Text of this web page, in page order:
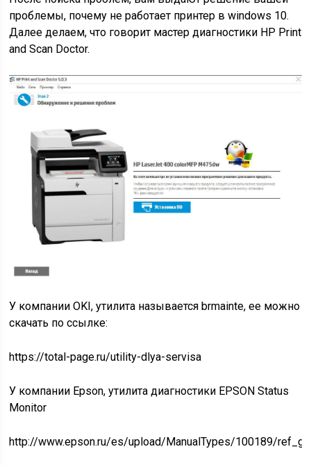
проблемы, почему не работает принтер в windows 10.
Далее делаем, что говорит мастер диагностики HP Print
and Scan Doctor.
У компании OKI, утилита называется brmainte, ее можно
скачать по ссылке:
https://total-page.ru/utility-dlya-servisa
У компании Epson, утилита диагностики EPSON Status
Monitor
http://www.epson.ru/es/upload/ManualTypes/100189/